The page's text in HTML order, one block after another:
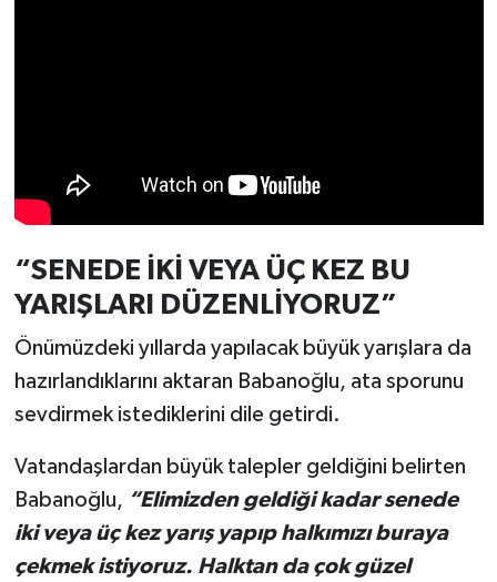
“SENEDE İKİ VEYA ÜÇ KEZ BU
YARIŞLARI DÜZENLİYORUZ”
Önümüzdeki yıllarda yapılacak büyük yarışlara da
hazırlandıklarını aktaran Babanoğlu, ata sporunu
sevdirmek istediklerini dile getirdi.
Vatandaşlardan büyük talepler geldiğini belirten
Babanoğlu, “Elimizden geldiği kadar senede
iki veya üç kez yarış yapıp halkımızı buraya
çekmek istiyoruz. Halktan da çok güzel
Yemek Tarifleri